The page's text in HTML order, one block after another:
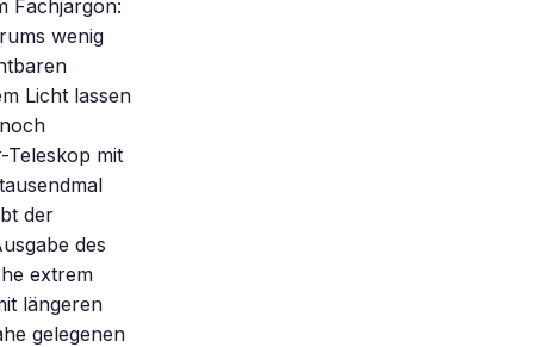
Fachjargon:
wenig
Licht lassen
Teleskop mit
der
des
extrem
längeren
gelegenen